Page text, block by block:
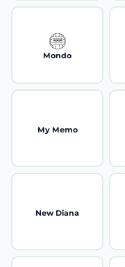
Mondo
My Memo
New Diana